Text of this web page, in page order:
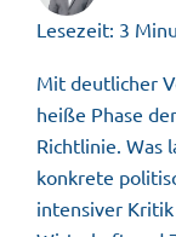
Lesezeit: 3
Mit deutlicher
heiße Phase
Richtlinie. Was
konkrete
intensiver